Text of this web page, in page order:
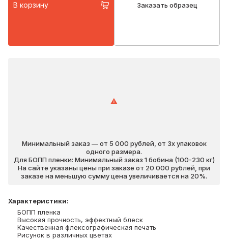
В корзину Заказать образец
Минимальный заказ — от 5 000 рублей, от 3х упаковок
одного размера.
Для БОПП пленки: Минимальный заказ 1 бобина (100-230 кг)
На сайте указаны цены при заказе от 20 000 рублей, при
заказе на меньшую сумму цена увеличивается на 20%.
Характеристики:
БОПП пленка
Высокая прочность, эффектный блеск
Качественная флексографическая печать
Рисунок в различных цветах